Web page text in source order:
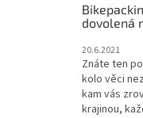
dovolená
20.6.2021
Znáte ten
kolo věci
kam vás
krajinou,